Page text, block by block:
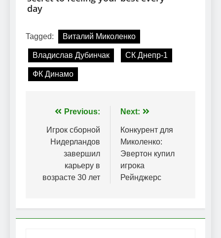
Tagged: Виталий Миколенко
Владислав Дубинчак СК Днепр-1
ФК Динамо
Навігація
записів
Previous:
Игрок сборной
Нидерландов
завершил
карьеру в
возрасте 30 лет
Next:
Конкурент для
Миколенко:
Эвертон купил
игрока
Рейнджерс